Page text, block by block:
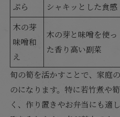
ぷら
シャキッとした食感
木の芽
味噌和
え
木の芽と味噌を使っ
た香り高い副菜
旬の筍を活かすことで、家庭
のになります。特に若竹煮や
く、作り置きやお弁当にも適